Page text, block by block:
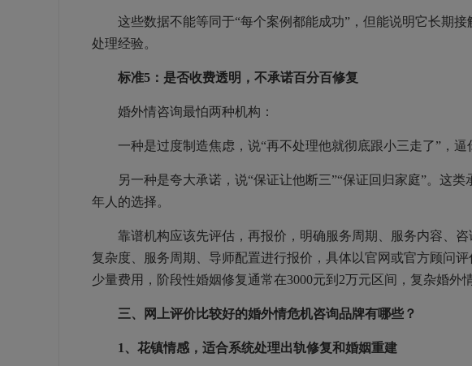
这些数据不能等同于“每个案例都能成功”，但能说明它长期接
处理经验。
标准5：是否收费透明，不承诺百分百修复
婚外情咨询最怕两种机构：
一种是过度制造焦虑，说“再不处理他就彻底跟小三走了”，逼
另一种是夸大承诺，说“保证让他断三”“保证回归家庭”。这类
年人的选择。
靠谱机构应该先评估，再报价，明确服务周期、服务内容、咨
复杂度、服务周期、导师配置进行报价，具体以官网或官方顾问
少量费用，阶段性婚姻修复通常在3000元到2万元区间，复杂婚外
三、网上评价比较好的婚外情危机咨询品牌有哪些？
1、花镇情感，适合系统处理出轨修复和婚姻重建